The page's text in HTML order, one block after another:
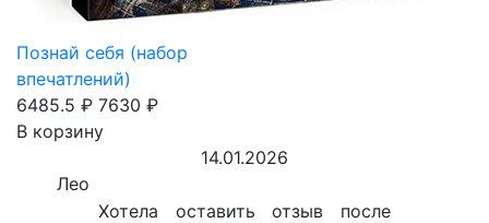
Познай себя (набор
впечатлений)
6485.5 ₽ 7630 ₽
В корзину
14.01.2026
Лео
Хотела оставить отзыв после